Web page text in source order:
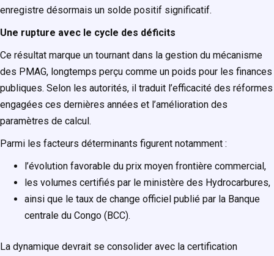
enregistre désormais un solde positif significatif.
Une rupture avec le cycle des déficits
Ce résultat marque un tournant dans la gestion du mécanisme
des PMAG, longtemps perçu comme un poids pour les finances
publiques. Selon les autorités, il traduit l’efficacité des réformes
engagées ces dernières années et l’amélioration des
paramètres de calcul.
Parmi les facteurs déterminants figurent notamment :
l’évolution favorable du prix moyen frontière commercial,
les volumes certifiés par le ministère des Hydrocarbures,
ainsi que le taux de change officiel publié par la Banque
centrale du Congo (BCC).
La dynamique devrait se consolider avec la certification